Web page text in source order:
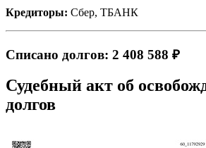
Кредиторы: Сбер, ТБАНК
Списано долгов: 2 408 588 ₽
Судебный акт об
долгов